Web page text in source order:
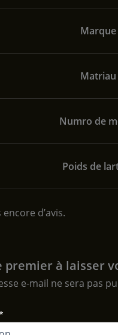
Marque
Matriau
Numro de
Poids de
encore d’avis.
premier à laisser
e-mail ne sera pas